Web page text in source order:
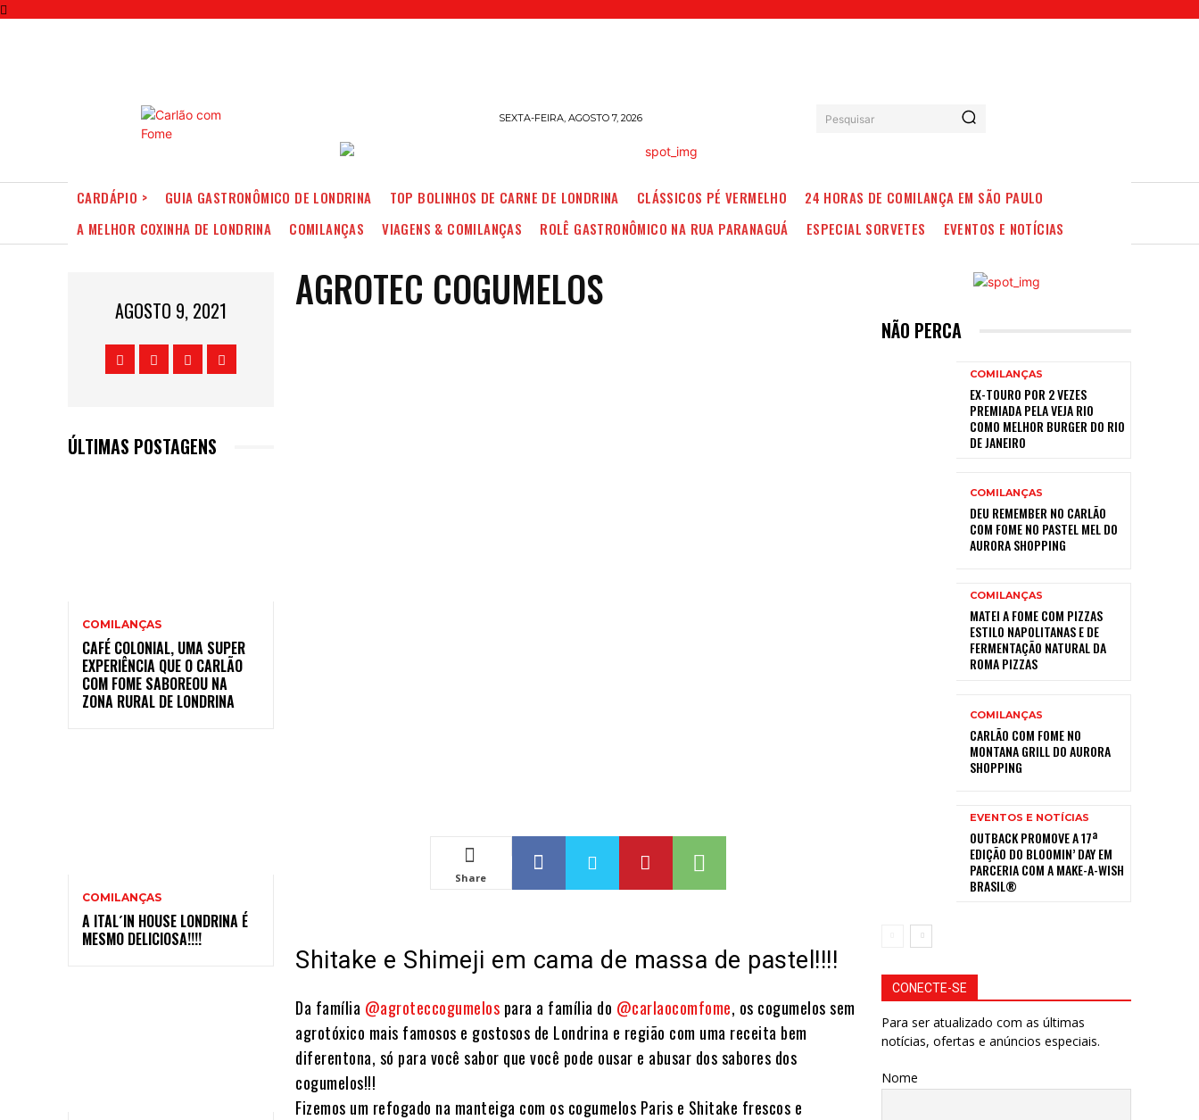
SEXTA-FEIRA, AGOSTO 7, 2026 Pesquisar
CARDÁPIO > GUIA GASTRONÔMICO DE LONDRINA TOP BOLINHOS DE CARNE DE LONDRINA CLÁSSICOS PÉ VERMELHO
24 HORAS DE COMILANÇA EM SÃO PAULO
A MELHOR COXINHA DE LONDRINA
COMILANÇAS VIAGENS & COMILANÇAS ROLÊ GASTRONÔMICO NA RUA PARANAGUÁ ESPECIAL SORVETES EVENTOS E NOTÍCIAS
AGOSTO 9, 2021
ÚLTIMAS POSTAGENS
COMILANÇAS
CAFÉ COLONIAL, UMA SUPER
EXPERIÊNCIA QUE O CARLÃO
COM FOME SABOREOU NA
ZONA RURAL DE LONDRINA
COMILANÇAS
A ITAL´IN HOUSE LONDRINA É
MESMO DELICIOSA!!!!
AGROTEC COGUMELOS
Share
Shitake e Shimeji em cama de massa de pastel!!!!
Da família @agroteccogumelos para a família do @carlaocomfome, os cogumelos sem
agrotóxico mais famosos e gostosos de Londrina e região com uma receita bem
diferentona, só para você sabor que você pode ousar e abusar dos sabores dos
cogumelos!!!⠀
Fizemos um refogado na manteiga com os cogumelos Paris e Shitake frescos e
NÃO PERCA
COMILANÇAS
EX-TOURO POR 2 VEZES
PREMIADA PELA VEJA RIO
COMO MELHOR BURGER DO RIO
DE JANEIRO
COMILANÇAS
DEU REMEMBER NO CARLÃO
COM FOME NO PASTEL MEL DO
AURORA SHOPPING
COMILANÇAS
MATEI A FOME COM PIZZAS
ESTILO NAPOLITANAS E DE
FERMENTAÇÃO NATURAL DA
ROMA PIZZAS
COMILANÇAS
CARLÃO COM FOME NO
MONTANA GRILL DO AURORA
SHOPPING
EVENTOS E NOTÍCIAS
OUTBACK PROMOVE A 17ª
EDIÇÃO DO BLOOMIN’ DAY EM
PARCERIA COM A MAKE-A-WISH
BRASIL®
CONECTE-SE
Para ser atualizado com as últimas
notícias, ofertas e anúncios especiais.
Nome